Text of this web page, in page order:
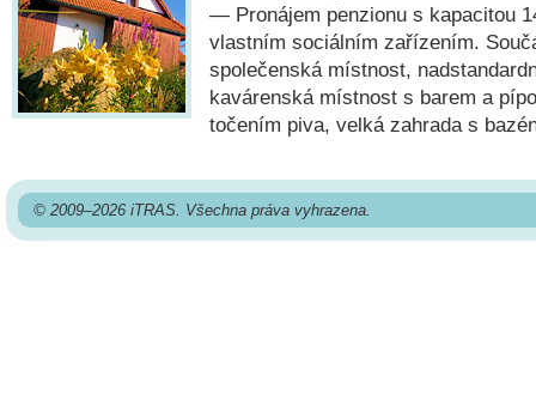
— Pronájem penzionu s kapacitou
vlastním sociálním zařízením.
společenská místnost,
kavárenská místnost s barem a
točením piva, velká zahrada s
© 2009–2026 iTRAS. Všechna práva vyhrazena.